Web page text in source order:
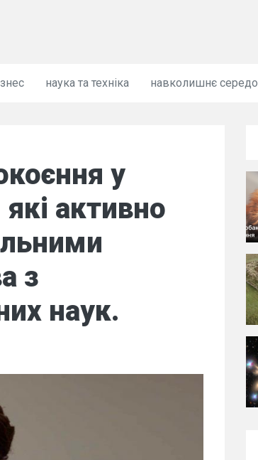
наука та техніка навколишнє
у
активно
з
наук.